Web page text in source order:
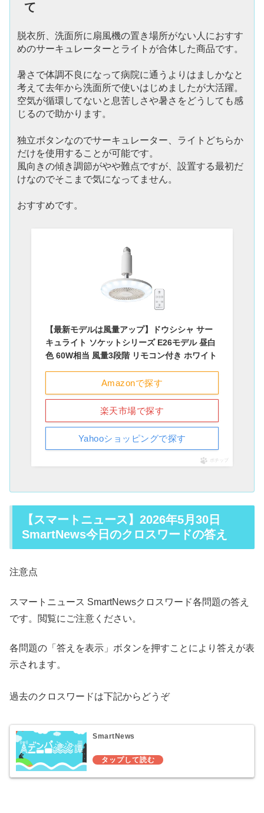
て
脱衣所、洗面所に扇風機の置き場所がない人におすす
めのサーキュレーターとライトが合体した商品です。
暑さで体調不良になって病院に通うよりはましかなと
考えて去年から洗面所で使いはじめましたが大活躍。
空気が循環してないと息苦しさや暑さをどうしても感
じるので助かります。
独立ボタンなのでサーキュレーター、ライトどちらか
だけを使用することが可能です。
風向きの傾き調節がやや難点ですが、設置する最初だ
けなのでそこまで気になってません。
おすすめです。
【最新モデルは風量アップ】ドウシシャ サー
キュライト ソケットシリーズ E26モデル 昼白
色 60W相当 風量3段階 リモコン付き ホワイト
Amazonで探す
楽天市場で探す
Yahooショッピングで探す
ポチップ
【スマートニュース】2026年5月30日
SmartNews今日のクロスワードの答え
注意点
スマートニュース SmartNewsクロスワード各問題の答え
です。閲覧にご注意ください。
各問題の「答えを表示」ボタンを押すことにより答えが表
示されます。
過去のクロスワードは下記からどうぞ
SmartNews